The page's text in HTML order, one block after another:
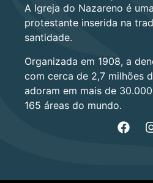
A Igreja do Nazareno é
protestante inserida na
santidade.
Organizada em 1908, a
com cerca de 2,7 milhões
adoram em mais de
165 áreas do mundo.